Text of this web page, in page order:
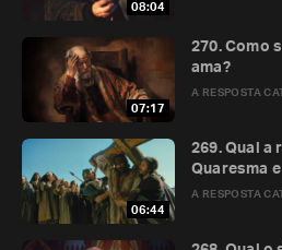
08:04
07:17
A RESPOSTA
270. Como
ama?
06:44
A RESPOSTA
269. Qual a
Quaresma